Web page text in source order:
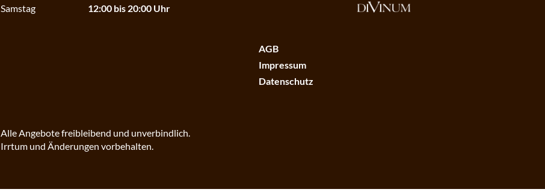
Samstag
12:00 bis 20:00 Uhr
Alle Angebote freibleibend und unverbindlich.
Irrtum und Änderungen vorbehalten.
AGB
Impressum
Datenschutz